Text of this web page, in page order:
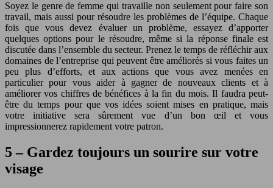
Soyez le genre de femme qui travaille non seulement pour faire son
travail, mais aussi pour résoudre les problèmes de l’équipe. Chaque
fois que vous devez évaluer un problème, essayez d’apporter
quelques options pour le résoudre, même si la réponse finale est
discutée dans l’ensemble du secteur. Prenez le temps de réfléchir aux
domaines de l’entreprise qui peuvent être améliorés si vous faites un
peu plus d’efforts, et aux actions que vous avez menées en
particulier pour vous aider à gagner de nouveaux clients et à
améliorer vos chiffres de bénéfices à la fin du mois. Il faudra peut-
être du temps pour que vos idées soient mises en pratique, mais
votre initiative sera sûrement vue d’un bon œil et vous
impressionnerez rapidement votre patron.
5 – Gardez toujours un sourire sur votre
visage